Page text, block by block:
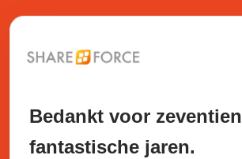
Bedankt voor zeventien
fantastische jaren.